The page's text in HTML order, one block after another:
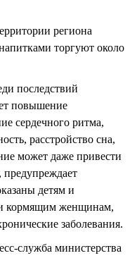
региона
торгуют около
последствий
повышение
сердечного ритма,
расстройство сна,
может даже привести
предупреждает
детям и
кормящим женщинам,
заболевания.
служба министерства